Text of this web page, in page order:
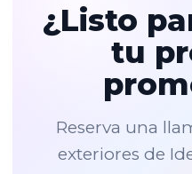
¿Listo
tu
Reserva una
exteriores de